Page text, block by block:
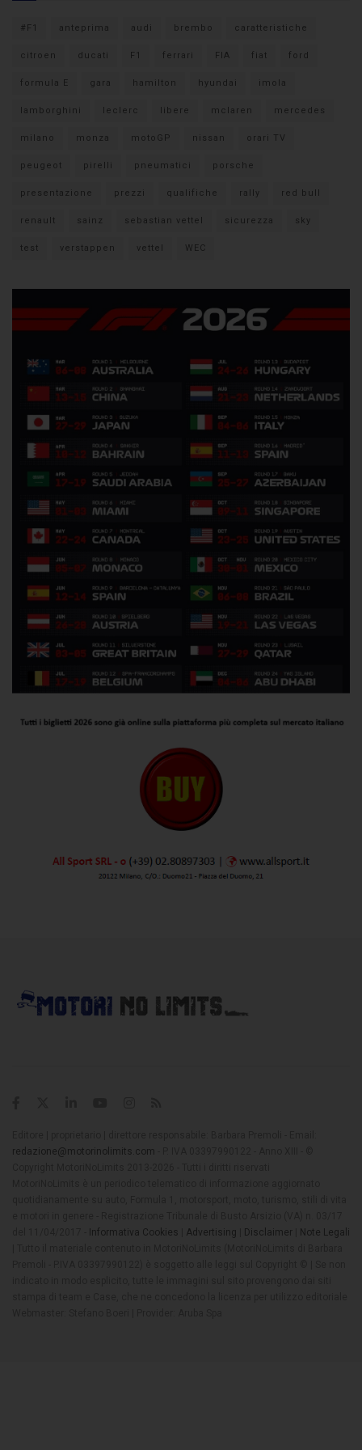
#F1 anteprima audi brembo caratteristiche
citroen ducati F1 ferrari FIA fiat ford
formula E gara hamilton hyundai imola
lamborghini leclerc libere mclaren mercedes
milano monza motoGP nissan orari TV
peugeot pirelli pneumatici porsche
presentazione prezzi qualifiche rally red bull
renault sainz sebastian vettel sicurezza sky
test verstappen vettel WEC
redazione@motorinolimits.com
Informativa Cookies Advertising Disclaimer
Note Legali